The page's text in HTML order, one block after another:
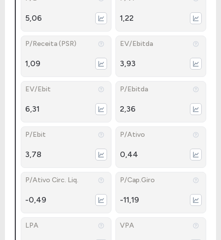
5,06 1,22
P/Receita (PSR)
1,09
EV/Ebitda
3,93
EV/Ebit
6,31
P/Ebitda
2,36
P/Ebit
3,78
P/Ativo
0,44
P/Ativo Circ. Liq.
-0,49
P/Cap.Giro
-11,19
LPA VPA